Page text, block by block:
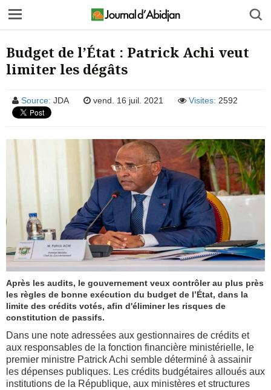
Budget de l’État : Patrick Achi veut
limiter les dégâts
Source: JDA vend. 16 juil. 2021 Visites: 2592
Après les audits, le gouvernement veux contrôler au plus près
les règles de bonne exécution du budget de l’État, dans la
limite des crédits votés, afin d'éliminer les risques de
constitution de passifs.
Dans une note adressées aux gestionnaires de crédits et
aux responsables de la fonction financière ministérielle, le
premier ministre Patrick Achi semble déterminé à assainir
les dépenses publiques. Les crédits budgétaires alloués aux
institutions de la République, aux ministères et structures